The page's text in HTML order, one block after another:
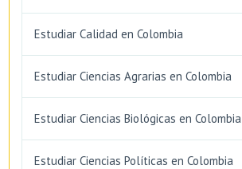
Estudiar Calidad en Colombia
Estudiar Ciencias Agrarias en Colombia
Estudiar Ciencias Biológicas en Colombia
Estudiar Ciencias Políticas en Colombia